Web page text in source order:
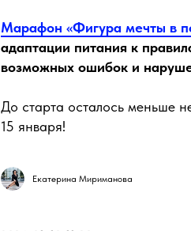
Марафон «Фигура мечты в
адаптации питания к
возможных ошибок и
До старта осталось меньше
15 января!
Екатерина Мириманова